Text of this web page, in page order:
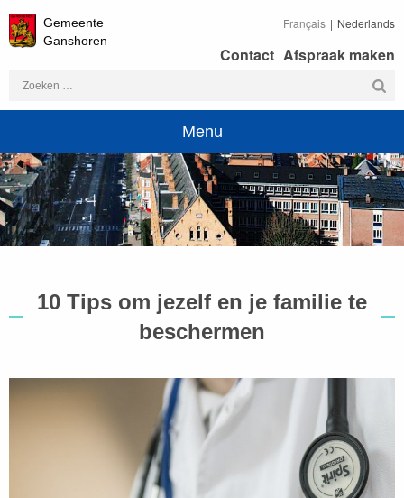
Gemeente
Ganshoren
Français Nederlands
Afspraak maken
Contact
Zoeken
Menu
10 Tips om jezelf en je familie te
beschermen